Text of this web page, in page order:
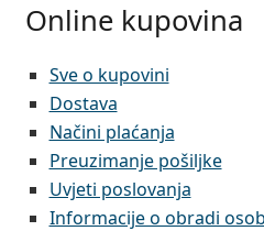
Online kupovina
Sve o kupovini
Dostava
Načini plaćanja
Preuzimanje pošiljke
Uvjeti poslovanja
Informacije o obradi